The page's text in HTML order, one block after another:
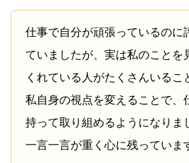
仕事で自分が頑張っているのに
ていましたが、実は私のことを
くれている人がたくさんいるこ
私自身の視点を変えることで、
持って取り組めるようになりま
一言一言が重く心に残っていま